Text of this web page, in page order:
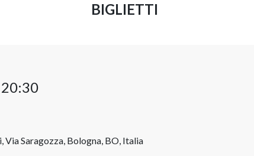
BIGLIETTI
Via Saragozza, Bologna, BO, Italia